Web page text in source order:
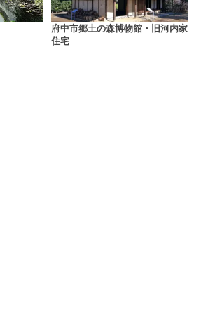
府中市郷土の森博物館・旧河内家
住宅